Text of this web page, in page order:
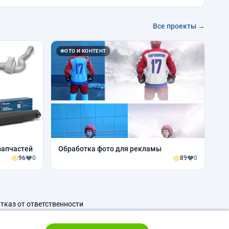
Все проекты →
96 0
ФОТО И КОНТЕНТ
Обработка фото для рекламы
89 0
от ответственности